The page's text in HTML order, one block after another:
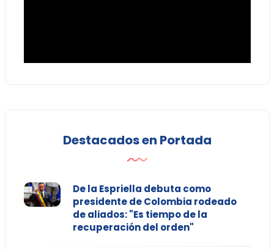
Destacados en Portada
De la Espriella debuta como
presidente de Colombia rodeado
de aliados: "Es tiempo de la
recuperación del orden"